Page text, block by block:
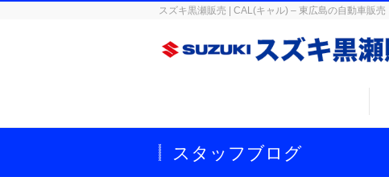
スズキ黒瀬販売 | CAL(キャル) – 東広島の自動車販
スタッフブログ